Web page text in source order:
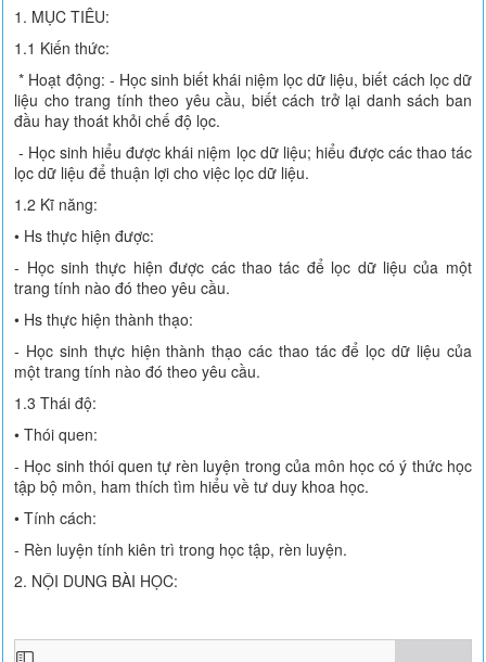
1. MỤC TIÊU:
1.1 Kiến thức:
* Hoạt động: - Học sinh biết khái niệm lọc dữ liệu, biết cách lọc dữ
liệu cho trang tính theo yêu cầu, biết cách trở lại danh sách ban
đầu hay thoát khỏi chế độ lọc.
- Học sinh hiểu được khái niệm lọc dữ liệu; hiểu được các thao tác
lọc dữ liệu để thuận lợi cho việc lọc dữ liệu.
1.2 Kĩ năng:
• Hs thực hiện được:
- Học sinh thực hiện được các thao tác để lọc dữ liệu của một
trang tính nào đó theo yêu cầu.
• Hs thực hiện thành thạo:
- Học sinh thực hiện thành thạo các thao tác để lọc dữ liệu của
một trang tính nào đó theo yêu cầu.
1.3 Thái độ:
• Thói quen:
- Học sinh thói quen tự rèn luyện trong của môn học có ý thức học
tập bộ môn, ham thích tìm hiểu về tư duy khoa học.
• Tính cách:
- Rèn luyện tính kiên trì trong học tập, rèn luyện.
2. NỘI DUNG BÀI HỌC: